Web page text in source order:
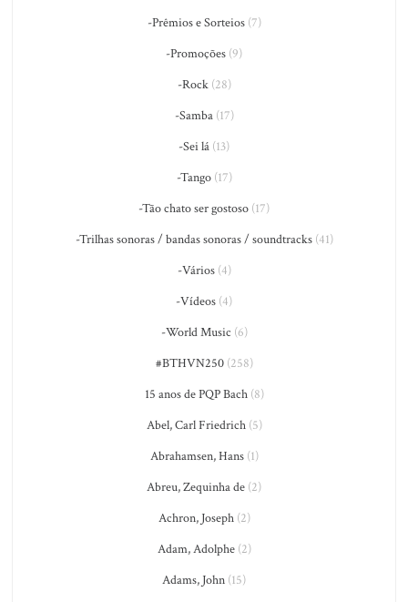
-Prêmios e Sorteios(7)
-Promoções (9)
-Rock(28)
-Samba(17)
-Sei lá (13)
-Tango(17)
-Tão chato ser gostoso (17)
-Trilhas sonoras / bandas sonoras / soundtracks(41)
-Vários(4)
-Vídeos (4)
-World Music (6)
#BTHVN250(258)
15 anos de PQP Bach(8)
Abel, Carl Friedrich(5)
Abrahamsen, Hans(1)
Abreu, Zequinha de (2)
Achron, Joseph(2)
Adam, Adolphe(2)
Adams, John (15)